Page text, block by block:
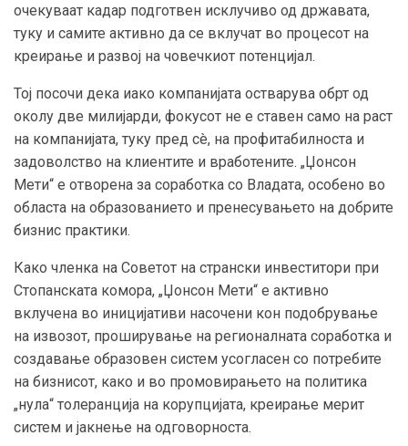
очекуваат кадар подготвен исклучиво од државата,
туку и самите активно да се вклучат во процесот на
креирање и развој на човечкиот потенцијал.
Тој посочи дека иако компанијата остварува обрт од
околу две милијарди, фокусот не е ставен само на раст
на компанијата, туку пред сè, на профитабилноста и
задоволство на клиентите и вработените. „Џонсон
Мети“ е отворена за соработка со Владата, особено во
областа на образованието и пренесувањето на добрите
бизнис практики.
Како членка на Советот на странски инвеститори при
Стопанската комора, „Џонсон Мети“ е активно
вклучена во иницијативи насочени кон подобрување
на извозот, проширување на регионалната соработка и
создавање образовен систем усогласен со потребите
на бизнисот, како и во промовирањето на политика
„нула“ толеранција на корупцијата, креирање мерит
систем и јакнење на одговорноста.